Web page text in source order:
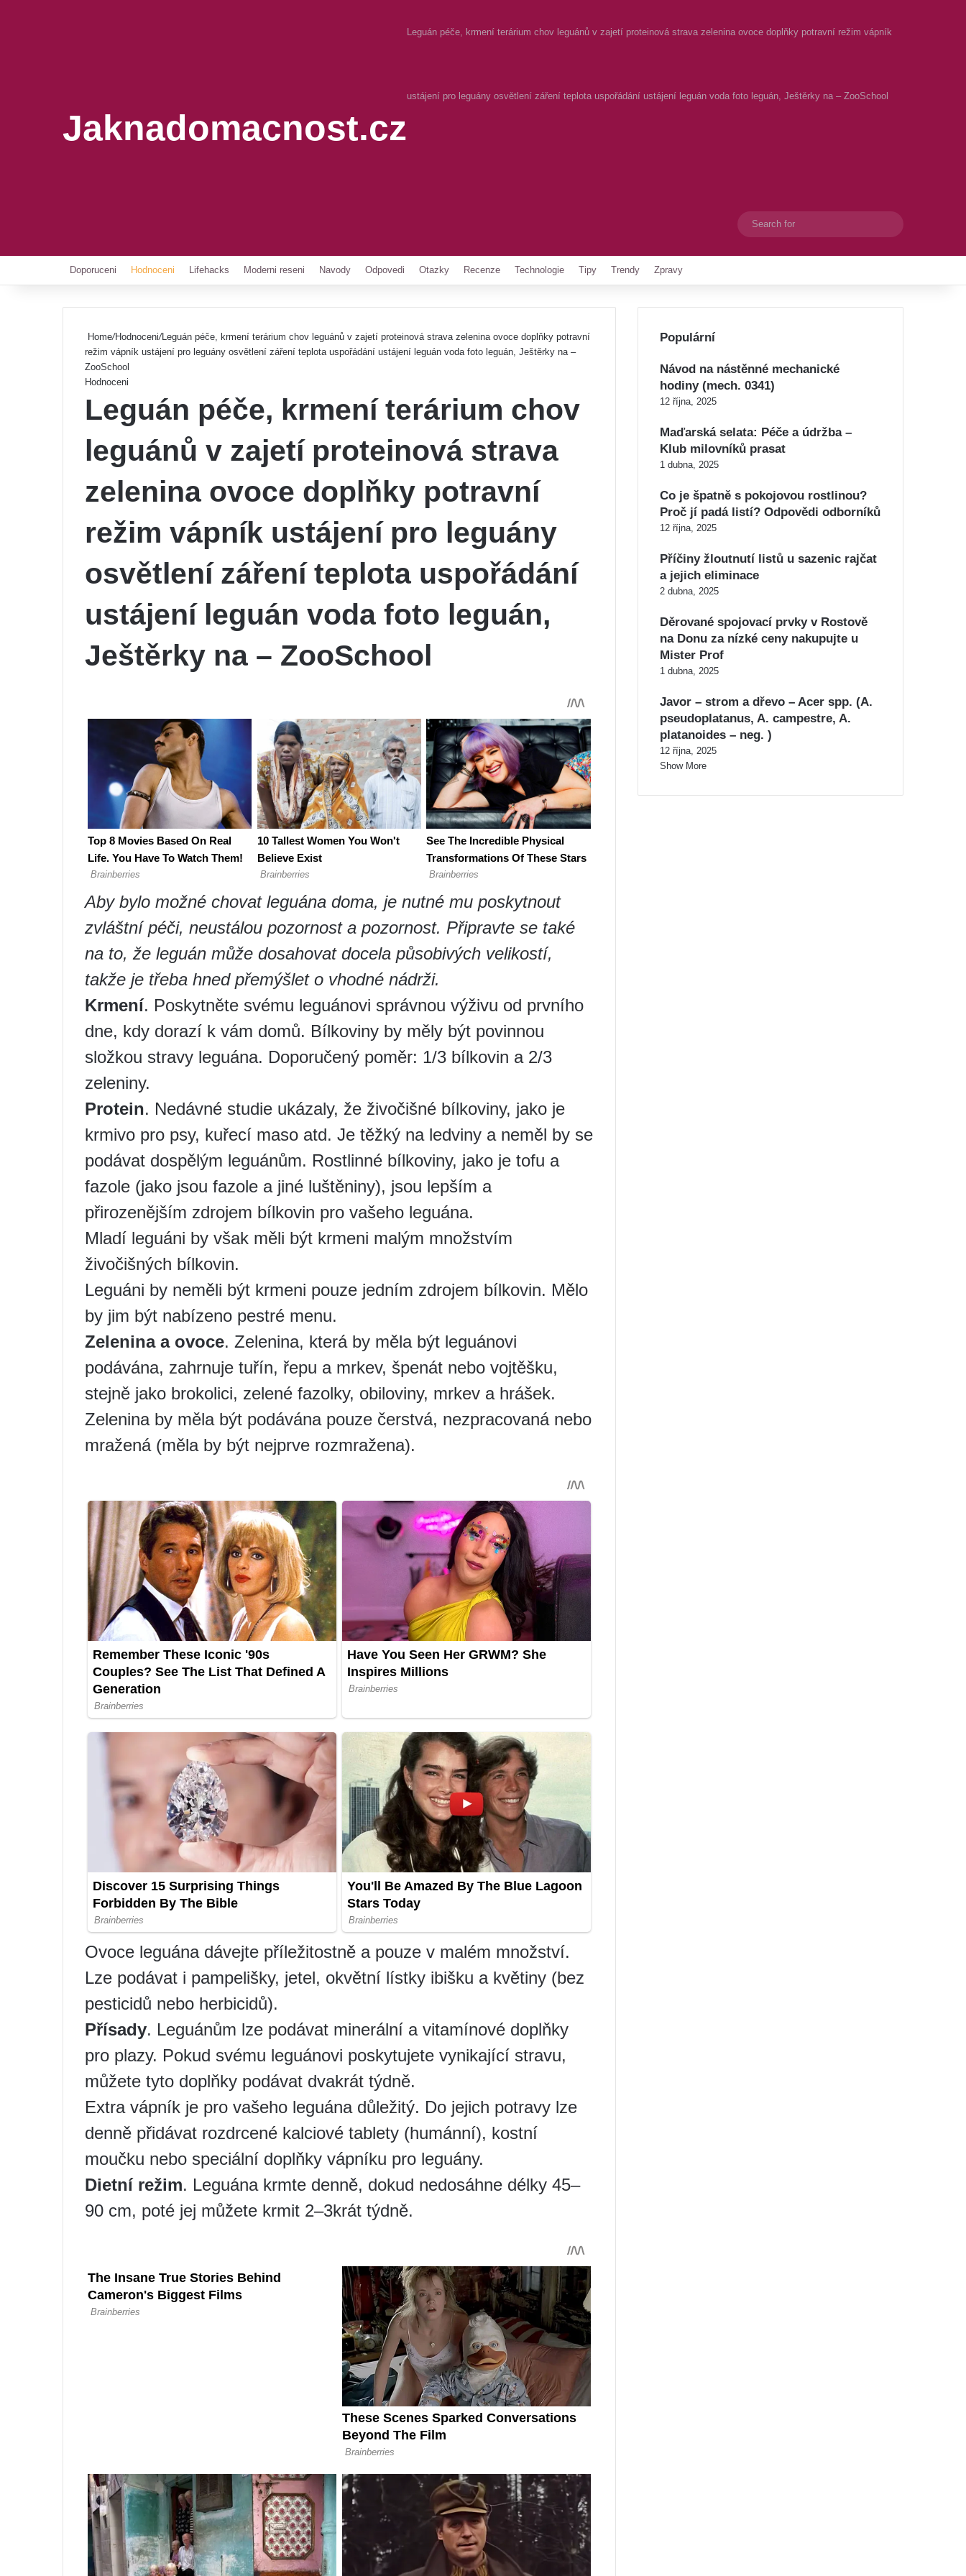
Jaknadomacnost.cz
Leguán péče, krmení terárium chov leguánů v zajetí proteinová strava zelenina ovoce doplňky potravní režim vápník
ustájení pro leguány osvětlení záření teplota uspořádání ustájení leguán voda foto leguán, Ještěrky na – ZooSchool
Switch skin
Doporuceni Hodnoceni Lifehacks Moderni reseni Navody Odpovedi Otazky Recenze Technologie Tipy Trendy Zpravy
Home/Hodnoceni/Leguán péče, krmení terárium chov leguánů v zajetí proteinová strava zelenina ovoce doplňky potravní
režim vápník ustájení pro leguány osvětlení záření teplota uspořádání ustájení leguán voda foto leguán, Ještěrky na –
ZooSchool
Hodnoceni
Leguán péče, krmení terárium chov
leguánů v zajetí proteinová strava
zelenina ovoce doplňky potravní
režim vápník ustájení pro leguány
osvětlení záření teplota uspořádání
ustájení leguán voda foto leguán,
Ještěrky na – ZooSchool
Aby bylo možné chovat leguána doma, je nutné mu poskytnout
zvláštní péči, neustálou pozornost a pozornost. Připravte se také
na to, že leguán může dosahovat docela působivých velikostí,
takže je třeba hned přemýšlet o vhodné nádrži.
Krmení. Poskytněte svému leguánovi správnou výživu od prvního
dne, kdy dorazí k vám domů. Bílkoviny by měly být povinnou
složkou stravy leguána. Doporučený poměr: 1/3 bílkovin a 2/3
zeleniny.
Protein. Nedávné studie ukázaly, že živočišné bílkoviny, jako je
krmivo pro psy, kuřecí maso atd. Je těžký na ledviny a neměl by se
podávat dospělým leguánům. Rostlinné bílkoviny, jako je tofu a
fazole (jako jsou fazole a jiné luštěniny), jsou lepším a
přirozenějším zdrojem bílkovin pro vašeho leguána.
Mladí leguáni by však měli být krmeni malým množstvím
živočišných bílkovin.
Leguáni by neměli být krmeni pouze jedním zdrojem bílkovin. Mělo
by jim být nabízeno pestré menu.
Zelenina a ovoce. Zelenina, která by měla být leguánovi
podávána, zahrnuje tuřín, řepu a mrkev, špenát nebo vojtěšku,
stejně jako brokolici, zelené fazolky, obiloviny, mrkev a hrášek.
Zelenina by měla být podávána pouze čerstvá, nezpracovaná nebo
mražená (měla by být nejprve rozmražena).
Ovoce leguána dávejte příležitostně a pouze v malém množství.
Lze podávat i pampelišky, jetel, okvětní lístky ibišku a květiny (bez
pesticidů nebo herbicidů).
Přísady. Leguánům lze podávat minerální a vitamínové doplňky
pro plazy. Pokud svému leguánovi poskytujete vynikající stravu,
můžete tyto doplňky podávat dvakrát týdně.
Extra vápník je pro vašeho leguána důležitý. Do jejich potravy lze
denně přidávat rozdrcené kalciové tablety (humánní), kostní
moučku nebo speciální doplňky vápníku pro leguány.
Dietní režim. Leguána krmte denně, dokud nedosáhne délky 45–
90 cm, poté jej můžete krmit 2–3krát týdně.
Populární
Návod na nástěnné mechanické
hodiny (mech. 0341)
12 října, 2025
Maďarská selata: Péče a údržba –
Klub milovníků prasat
1 dubna, 2025
Co je špatně s pokojovou rostlinou?
Proč jí padá listí? Odpovědi odborníků
12 října, 2025
Příčiny žloutnutí listů u sazenic rajčat
a jejich eliminace
2 dubna, 2025
Děrované spojovací prvky v Rostově
na Donu za nízké ceny nakupujte u
Mister Prof
1 dubna, 2025
Javor – strom a dřevo – Acer spp. (A.
pseudoplatanus, A. campestre, A.
platanoides – neg. )
12 října, 2025
Show More